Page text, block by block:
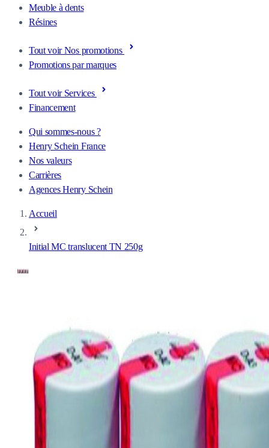
Meuble à dents
Résines
Tout voir Nos promotions
Promotions par marques
Tout voir Services
Financement
Qui sommes-nous ?
Henry Schein France
Nos valeurs
Carrières
Agences Henry Schein
Accueil
Initial MC translucent TN 250g